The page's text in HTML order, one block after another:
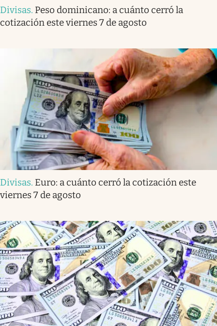
Divisas. Peso dominicano: a cuánto cerró la
cotización este viernes 7 de agosto
Divisas. Euro: a cuánto cerró la cotización este
viernes 7 de agosto